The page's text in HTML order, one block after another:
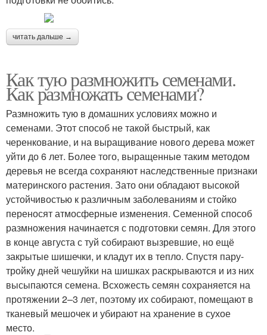
читать дальше →
Как тую размножить семенами.
Как размножать семенами?
Размножить тую в домашних условиях можно и
семенами. Этот способ не такой быстрый, как
черенкование, и на выращивание нового дерева может
уйти до 6 лет. Более того, выращенные таким методом
деревья не всегда сохраняют наследственные признаки
материнского растения. Зато они обладают высокой
устойчивостью к различным заболеваниям и стойко
переносят атмосферные изменения. Семенной способ
размножения начинается с подготовки семян. Для этого
в конце августа с туй собирают вызревшие, но ещё
закрытые шишечки, и кладут их в тепло. Спустя пару-
тройку дней чешуйки на шишках раскрываются и из них
высыпаются семена. Всхожесть семян сохраняется на
протяжении 2–3 лет, поэтому их собирают, помещают в
тканевый мешочек и убирают на хранение в сухое
место.